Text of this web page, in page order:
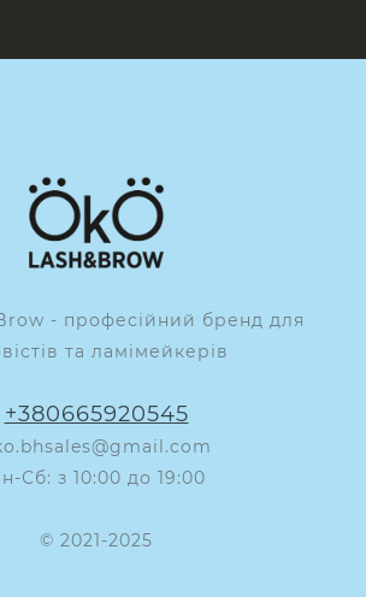
- професійний бренд для
та ламімейкерів
+380665920545
Сб: з 10:00 до 19:00
© 2021-2025